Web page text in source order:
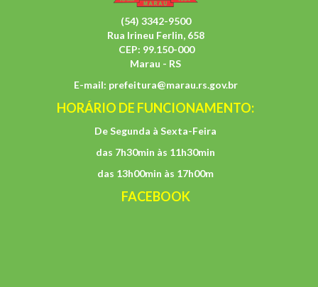
(54) 3342-9500
Rua Irineu Ferlin, 658
CEP: 99.150-000
Marau - RS
E-mail: prefeitura@marau.rs.gov.br
HORÁRIO DE FUNCIONAMENTO:
De Segunda à Sexta-Feira
das 7h30min às 11h30min
das 13h00min às 17h00m
FACEBOOK